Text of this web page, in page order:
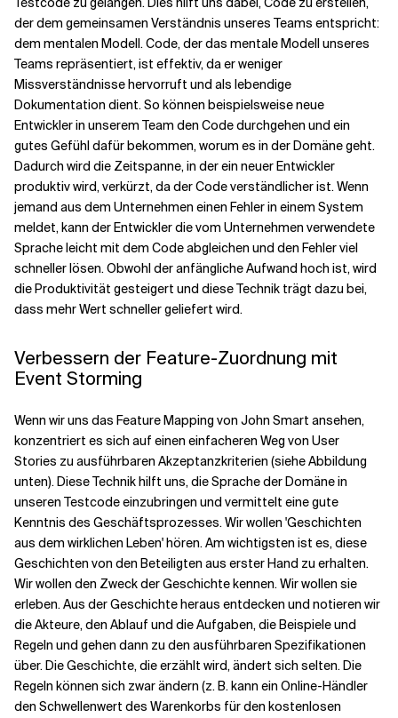
der dem gemeinsamen Verständnis unseres Teams entspricht:
dem mentalen Modell. Code, der das mentale Modell unseres
Teams repräsentiert, ist effektiv, da er weniger
Missverständnisse hervorruft und als lebendige
Dokumentation dient. So können beispielsweise neue
Entwickler in unserem Team den Code durchgehen und ein
gutes Gefühl dafür bekommen, worum es in der Domäne geht.
Dadurch wird die Zeitspanne, in der ein neuer Entwickler
produktiv wird, verkürzt, da der Code verständlicher ist. Wenn
jemand aus dem Unternehmen einen Fehler in einem System
meldet, kann der Entwickler die vom Unternehmen verwendete
Sprache leicht mit dem Code abgleichen und den Fehler viel
schneller lösen. Obwohl der anfängliche Aufwand hoch ist, wird
die Produktivität gesteigert und diese Technik trägt dazu bei,
dass mehr Wert schneller geliefert wird.
Verbessern der Feature-Zuordnung mit
Event Storming
Wenn wir uns das Feature Mapping von John Smart ansehen,
konzentriert es sich auf einen einfacheren Weg von User
Stories zu ausführbaren Akzeptanzkriterien (siehe Abbildung
unten). Diese Technik hilft uns, die Sprache der Domäne in
unseren Testcode einzubringen und vermittelt eine gute
Kenntnis des Geschäftsprozesses. Wir wollen 'Geschichten
aus dem wirklichen Leben' hören. Am wichtigsten ist es, diese
Geschichten von den Beteiligten aus erster Hand zu erhalten.
Wir wollen den Zweck der Geschichte kennen. Wir wollen sie
erleben. Aus der Geschichte heraus entdecken und notieren wir
die Akteure, den Ablauf und die Aufgaben, die Beispiele und
Regeln und gehen dann zu den ausführbaren Spezifikationen
über. Die Geschichte, die erzählt wird, ändert sich selten. Die
Regeln können sich zwar ändern (z. B. kann ein Online-Händler
den Schwellenwert des Warenkorbs für den kostenlosen